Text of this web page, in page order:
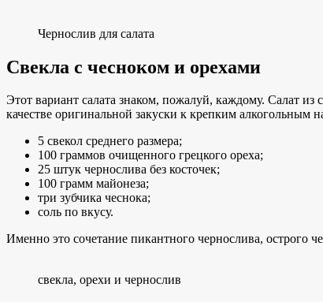
Чернослив для салата
Свекла с чесноком и орехами
Этот вариант салата знаком, пожалуй, каждому. Салат
качестве оригинальной закуски к крепким
5 свекол среднего размера;
100 граммов очищенного грецкого ореха;
25 штук чернослива без косточек;
100 грамм майонеза;
три зубчика чеснока;
соль по вкусу.
Именно это сочетание пикантного чернослива, острого
свекла, орехи и чернослив